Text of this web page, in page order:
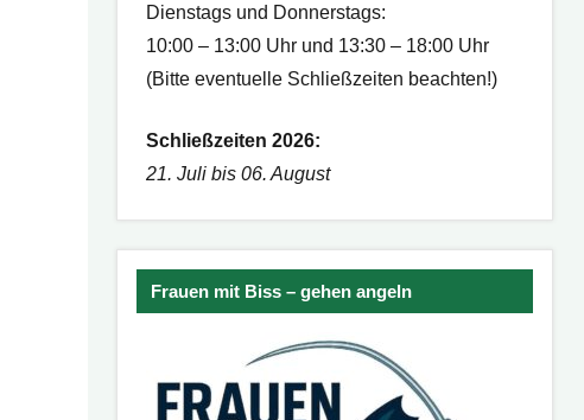
Dienstags und Donnerstags:
10:00 – 13:00 Uhr und 13:30 – 18:00 Uhr
(Bitte eventuelle Schließzeiten beachten!)
Schließzeiten 2026:
21. Juli bis 06. August
Frauen mit Biss – gehen angeln